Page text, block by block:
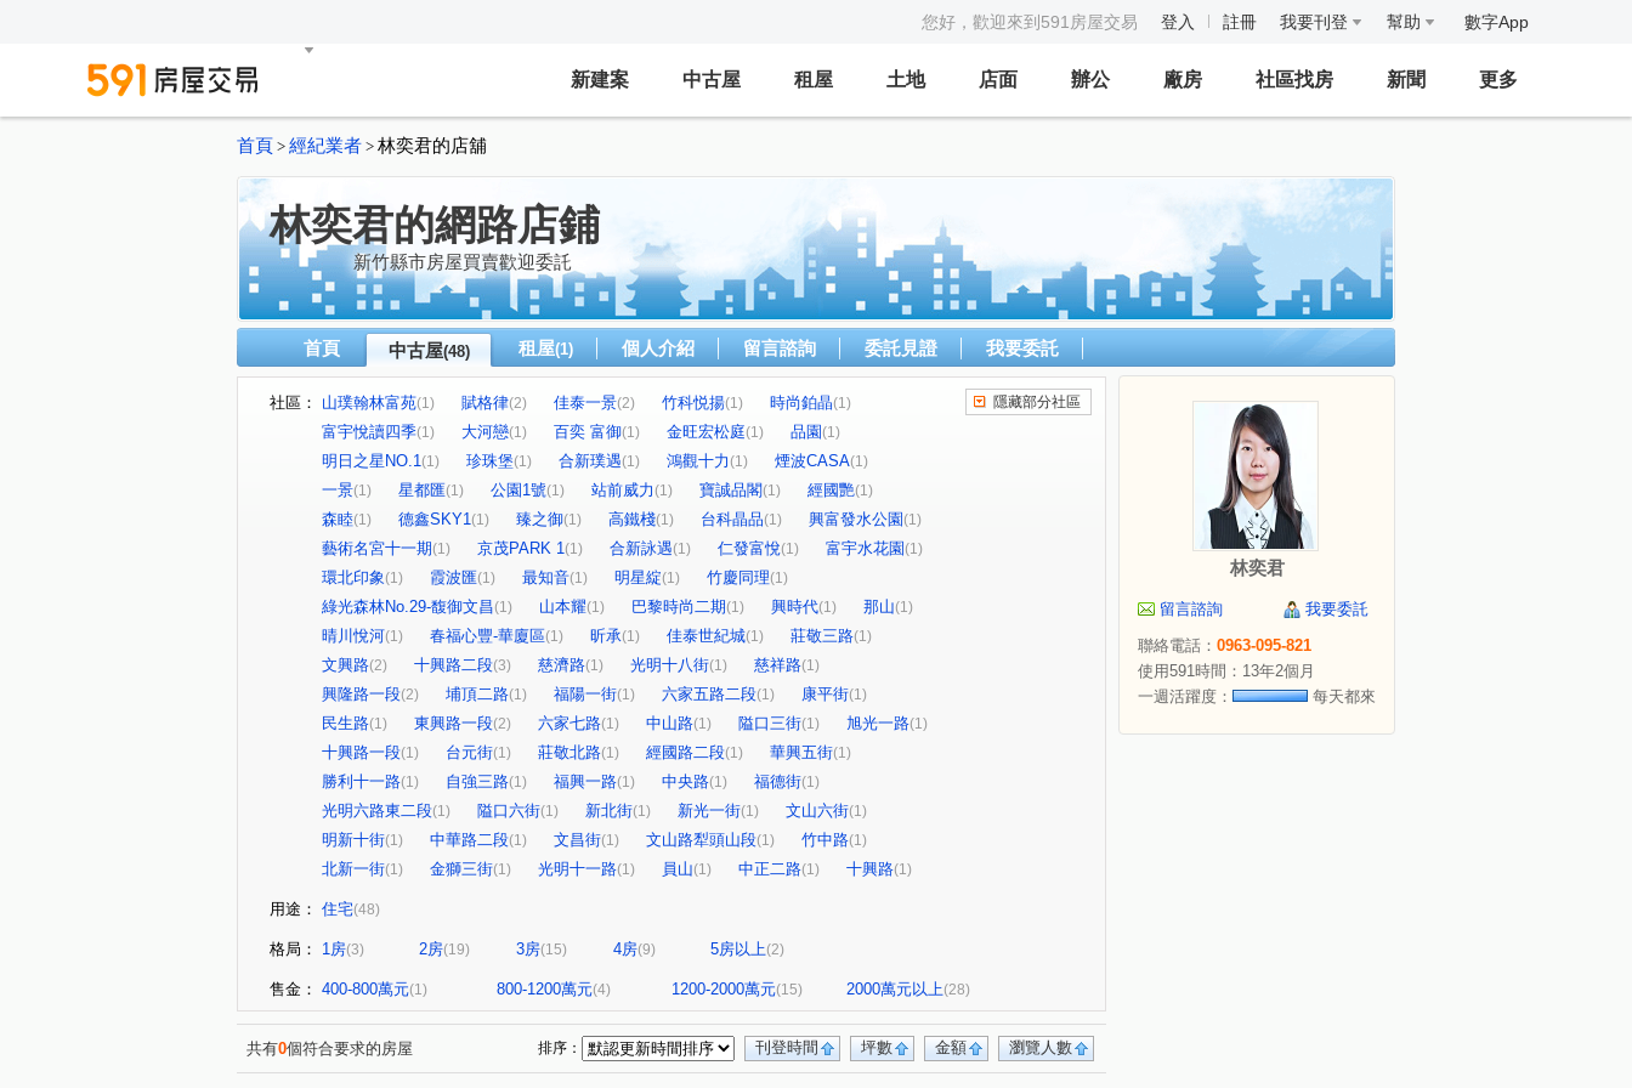
您好，歡迎來到591房屋交易 登入 註冊 我要刊登 幫助 數字App
新建案 中古屋 租屋 土地 店面 辦公 廠房 社區找房 新聞 更多
首頁 > 經紀業者 > 林奕君的店舖
林奕君的網路店鋪
新竹縣市房屋買賣歡迎委託
首頁 中古屋(48) 租屋(1) 個人介紹 留言諮詢 委託見證 我要委託
社區： 山璞翰林富苑(1) 賦格律(2) 佳泰一景(2) 竹科悦揚(1) 時尚鉑晶(1)
富宇悅讀四季(1) 大河戀(1) 百奕 富御(1) 金旺宏松庭(1) 品園(1)
明日之星NO.1(1) 珍珠堡(1) 合新璞遇(1) 鴻觀十力(1) 煙波CASA(1)
一景(1) 星都匯(1) 公園1號(1) 站前威力(1) 寶誠品閣(1) 經國艷(1)
森睦(1) 德鑫SKY1(1) 臻之御(1) 高鐵棧(1) 台科晶品(1) 興富發水公園 (1)
藝術名宮十一期(1) 京茂PARK 1(1) 合新詠遇(1) 仁發富悅(1) 富宇水花園 (1)
環北印象(1) 霞波匯(1) 最知音(1) 明星綻(1) 竹慶同理(1)
綠光森林No.29-馥御文昌(1) 山本耀(1) 巴黎時尚二期(1) 興時代(1) 那山(1)
晴川悅河(1) 春福心豐-華廈區(1) 昕承(1) 佳泰世紀城(1) 莊敬三路(1)
文興路(2) 十興路二段(3) 慈濟路(1) 光明十八街(1) 慈祥路(1)
興隆路一段(2) 埔頂二路(1) 福陽一街(1) 六家五路二段(1) 康平街(1)
民生路(1) 東興路一段(2) 六家七路(1) 中山路(1) 隘口三街(1) 旭光一路(1)
十興路一段(1) 台元街(1) 莊敬北路(1) 經國路二段(1) 華興五街(1)
勝利十一路(1) 自強三路(1) 福興一路(1) 中央路(1) 福德街(1)
光明六路東二段(1) 隘口六街(1) 新北街(1) 新光一街(1) 文山六街(1)
明新十街(1) 中華路二段(1) 文昌街(1) 文山路犁頭山段(1) 竹中路(1)
北新一街(1) 金獅三街(1) 光明十一路(1) 員山(1) 中正二路(1) 十興路(1)
隱藏部分社區
用途： 住宅(48)
格局： 1房(3) 2房(19) 3房(15) 4房(9) 5房以上(2)
售金： 400-800萬元(1) 800-1200萬元(4) 1200-2000萬元(15) 2000萬元以上(28)
共有0個符合要求的房屋 瀏覽人數
金額
坪數
刊登時間
排序：
林奕君
留言諮詢
我要委託
聯絡電話： 0963-095-821
使用591時間：13年2個月
一週活躍度：
每天都來